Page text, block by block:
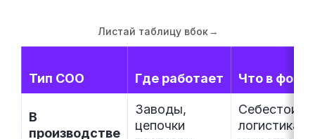
Листай таблицу вбок→
Тип COO Где работает Что в
В
производстве
Заводы,
цепочки
логистика,